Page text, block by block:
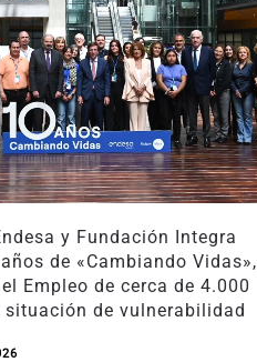
y Fundación Integra
de «Cambiando Vidas»,
Empleo de cerca de 4.000
situación de vulnerabilidad